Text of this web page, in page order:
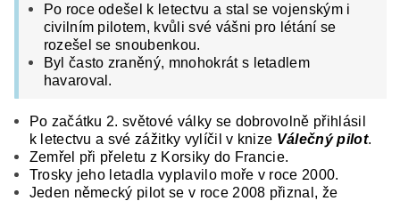
Po roce odešel k letectvu a stal se vojenským i
civilním pilotem, kvůli své vášni pro létání se
rozešel se snoubenkou.
Byl často zraněný, mnohokrát s letadlem
havaroval.
Po začátku 2. světové války se dobrovolně přihlásil
k letectvu a své zážitky vylíčil v knize Válečný pilot.
Zemřel při přeletu z Korsiky do Francie.
Trosky jeho letadla vyplavilo moře v roce 2000.
Jeden německý pilot se v roce 2008 přiznal, že